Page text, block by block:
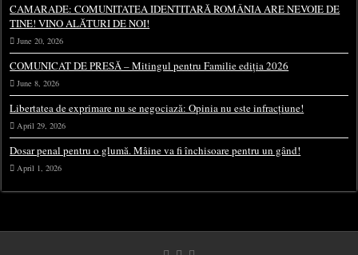
CAMARADE: COMUNITATEA IDENTITARĂ ROMÂNIA ARE NEVOIE DE
TINE! VINO ALĂTURI DE NOI!
June 20, 2026
COMUNICAT DE PRESĂ – Mitingul pentru Familie ediția 2026
June 8, 2026
Libertatea de exprimare nu se negociază: Opinia nu este infracțiune!
April 29, 2026
Dosar penal pentru o glumă. Mâine va fi închisoare pentru un gând!
April 1, 2026